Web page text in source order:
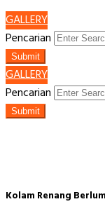
GALLERY
Pencarian
Submit
GALLERY
Pencarian
Submit
Kolam Renang